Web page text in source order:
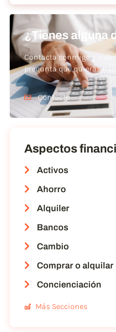
¿Tienes alguna
Contacta conmigo y
pregunta que quieras
Contacto
Aspectos
Activos
Ahorro
Alquiler
Bancos
Cambio
Comprar o alquilar
Concienciación
Más Secciones